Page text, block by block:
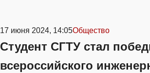
17 июня 2024, 14:05Общество
Студент СГТУ стал
всероссийского